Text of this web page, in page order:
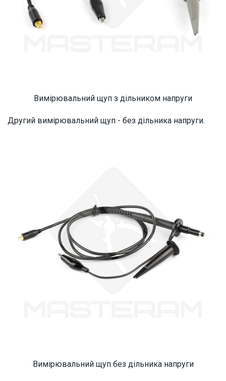
Вимірювальний щуп з дільником напруги
Другий вимірювальний щуп - без дільника напруги.
Вимірювальний щуп без дільника напруги